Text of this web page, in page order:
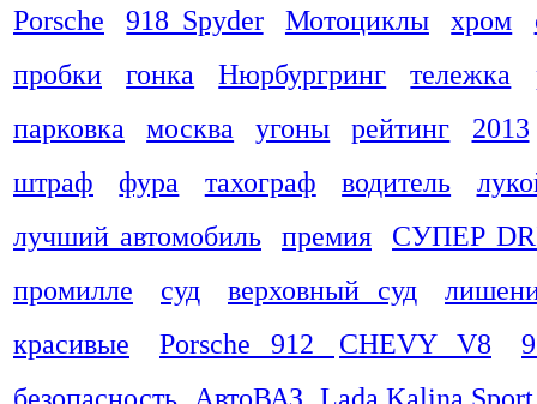
Porsche
918 Spyder Мотоциклы хром
пробки
гонка Нюрбургринг тележка
парковка
москва угоны рейтинг
2013
штраф
фура тахограф водитель
лучший автомобиль
премия
СУПЕР
промилле
суд верховный суд
красивые
Porsche 912 CHEVY V8
безопасность
АвтоВАЗ Lada Kalina Sport